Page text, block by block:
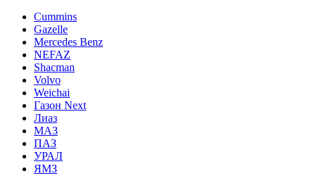
Cummins
Gazelle
Mercedes Benz
NEFAZ
Shacman
Volvo
Weichai
Газон Next
Лиаз
МАЗ
ПАЗ
УРАЛ
ЯМЗ